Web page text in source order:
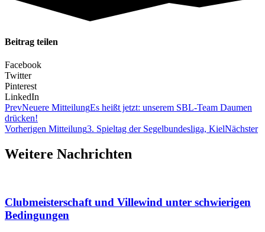
Beitrag teilen
Facebook
Twitter
Pinterest
LinkedIn
PrevNeuere MitteilungEs heißt jetzt: unserem SBL-Team Daumen
drücken!
Vorherigen Mitteilung3. Spieltag der Segelbundesliga, KielNächster
Weitere Nachrichten
Clubmeisterschaft und Villewind unter schwierigen
Bedingungen